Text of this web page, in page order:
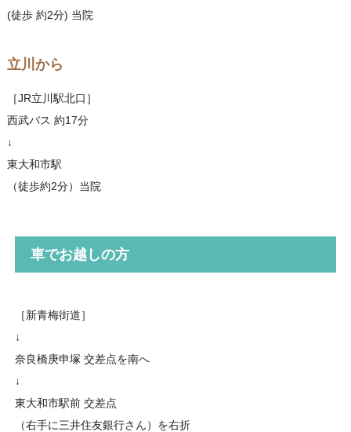
(徒歩 約2分) 当院
立川から
［JR立川駅北口］
西武バス 約17分
↓
東大和市駅
（徒歩約2分）当院
車でお越しの方
［新青梅街道］
↓
奈良橋庚申塚 交差点を南へ
↓
東大和市駅前 交差点
（右手に三井住友銀行さん）を右折